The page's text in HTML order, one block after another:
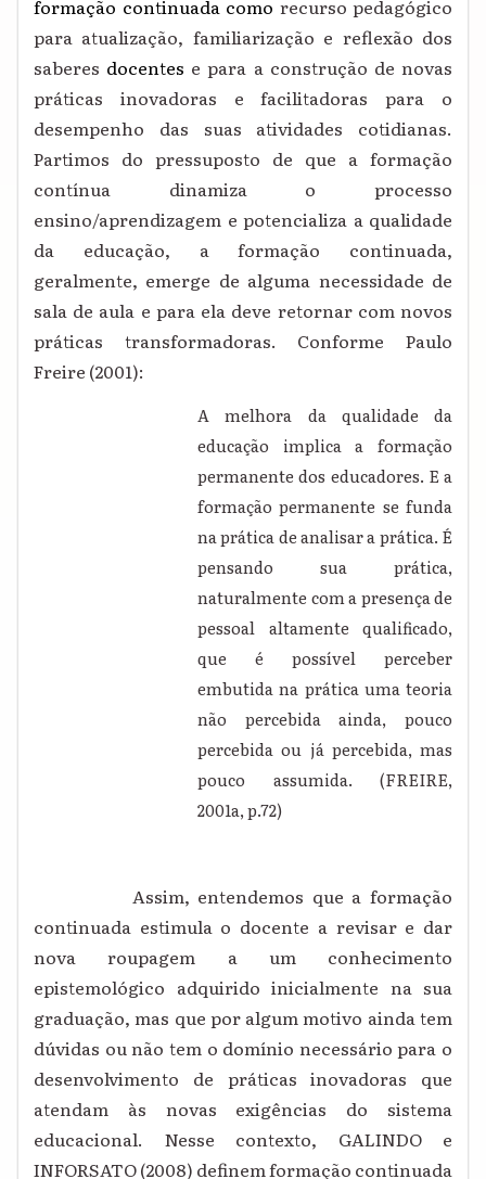
formação continuada como recurso pedagógico
para atualização, familiarização e reflexão dos
saberes docentes e para a construção de novas
práticas inovadoras e facilitadoras para o
desempenho das suas atividades cotidianas.
Partimos do pressuposto de que a formação
contínua dinamiza o processo
ensino/aprendizagem e potencializa a qualidade
da educação, a formação continuada,
geralmente, emerge de alguma necessidade de
sala de aula e para ela deve retornar com novos
práticas transformadoras. Conforme Paulo
Freire (2001):
A melhora da qualidade da
educação implica a formação
permanente dos educadores. E a
formação permanente se funda
na prática de analisar a prática. É
pensando sua prática,
naturalmente com a presença de
pessoal altamente qualificado,
que é possível perceber
embutida na prática uma teoria
não percebida ainda, pouco
percebida ou já percebida, mas
pouco assumida. (FREIRE,
2001a, p.72)
Assim, entendemos que a formação
continuada estimula o docente a revisar e dar
nova roupagem a um conhecimento
epistemológico adquirido inicialmente na sua
graduação, mas que por algum motivo ainda tem
dúvidas ou não tem o domínio necessário para o
desenvolvimento de práticas inovadoras que
atendam às novas exigências do sistema
educacional. Nesse contexto, GALINDO e
INFORSATO (2008) definem formação continuada